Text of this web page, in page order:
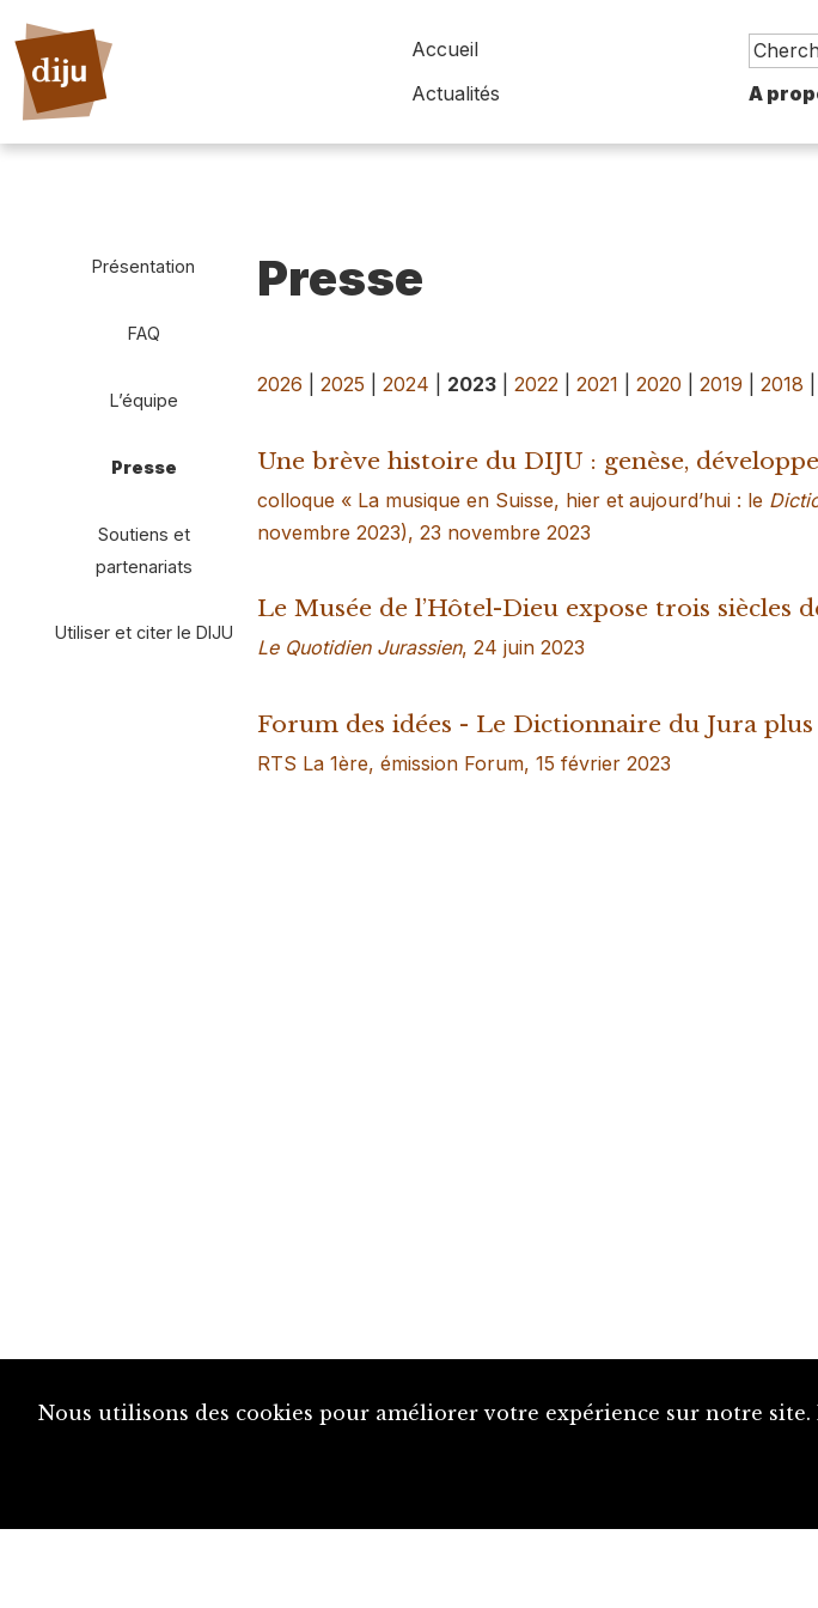
Accueil
Actualités
A
Présentation
FAQ
L’équipe
Presse
Soutiens et
partenariats
Utiliser et citer le DIJU
Presse
2026 |2025 |2024 2023 |2022 |2021 |2020 |2019 |2018
Une brève histoire du DIJU : genèse,
colloque « La musique en Suisse, hier et aujourd’hui : le
novembre 2023), 23 novembre 2023
Le Musée de l’Hôtel-Dieu expose trois siècles
Le Quotidien Jurassien, 24 juin 2023
Forum des idées - Le Dictionnaire du Jura
RTS La 1ère, émission Forum, 15 février 2023
Nous utilisons des cookies pour améliorer votre expérience sur notre